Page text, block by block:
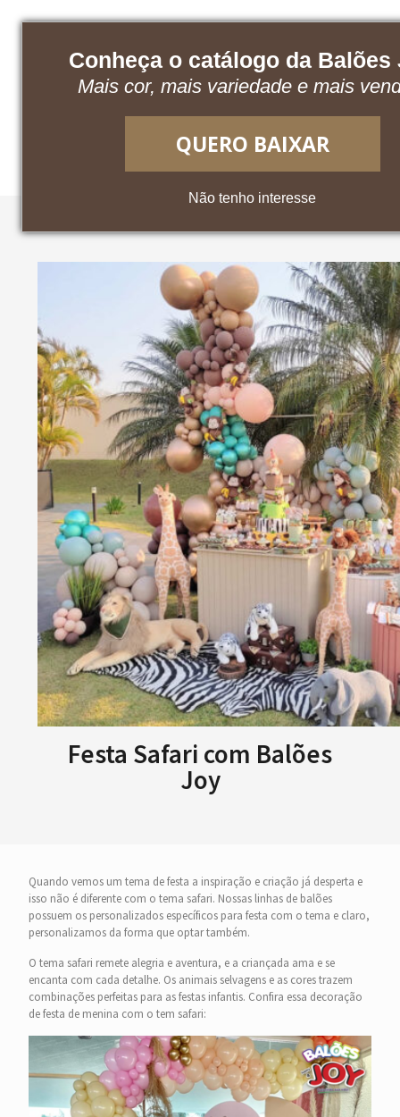
Conheça o catálogo da Balões
Mais cor, mais variedade e mais
QUERO BAIXAR
Não tenho interesse
Baixe nosso catálogo Acesse o App
Festa Safari com Balões
Joy
Quando vemos um tema de festa a inspiração e criação já desperta e
isso não é diferente com o tema safari. Nossas linhas de balões
possuem os personalizados específicos para festa com o tema e claro,
personalizamos da forma que optar também.
O tema safari remete alegria e aventura, e a criançada ama e se
encanta com cada detalhe. Os animais selvagens e as cores trazem
combinações perfeitas para as festas infantis. Confira essa decoração
de festa de menina com o tem safari: